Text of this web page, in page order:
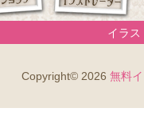
イラス
Copyright© 2026 無料